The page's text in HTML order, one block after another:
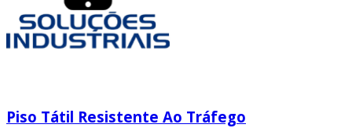
Piso Tátil Resistente Ao Tráfego